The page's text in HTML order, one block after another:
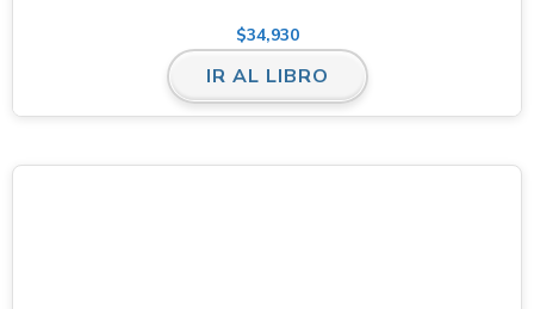
$34,930
IR AL LIBRO